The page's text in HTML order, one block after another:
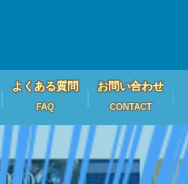
よくある質問
FAQ
お問い合わせ
CONTACT